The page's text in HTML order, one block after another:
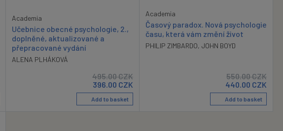
Academia
Učebnice obecné psychologie, 2.,
doplněné, aktualizované a
přepracované vydání
ALENA PLHÁKOVÁ
495.00CZK
396.00 CZK
Add to basket
Academia
Časový paradox. Nová psychologie
času, která vám změní život
PHILIP ZIMBARDO, JOHN BOYD
550.00CZK
440.00 CZK
Add to basket